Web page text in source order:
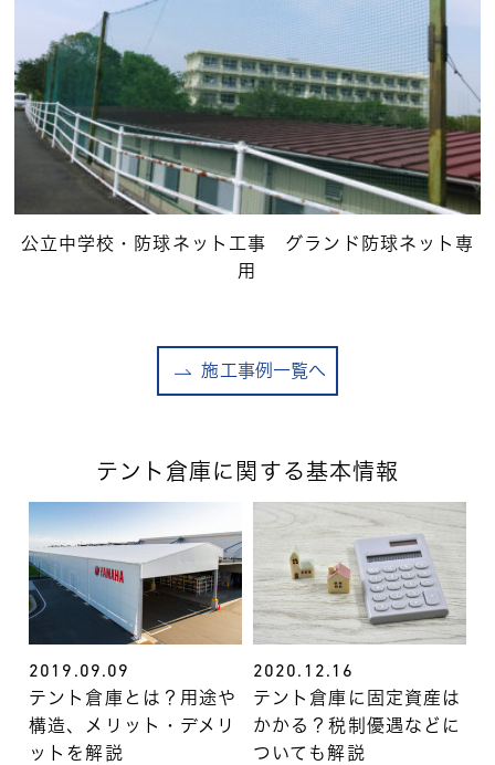
公立中学校・防球ネット工事 グランド防球ネット専
用
施工事例一覧へ
テント倉庫に関する基本情報
2019.09.09
テント倉庫とは？用途や
構造、メリット・デメリ
ットを解説
2020.12.16
テント倉庫に固定資産は
かかる？税制優遇などに
ついても解説